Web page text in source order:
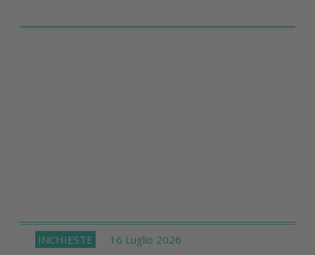
INCHIESTE 16 Luglio 2026